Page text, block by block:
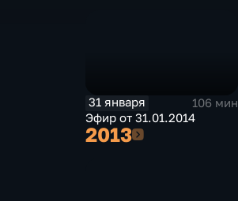
31 января
106 мин
Эфир от 31.01.2014
20132013